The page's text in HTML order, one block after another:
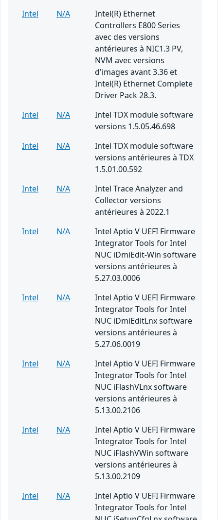
Intel
N/A
Intel(R) Ethernet
Controllers E800 Series
avec des versions
antérieures à NIC1.3 PV,
NVM avec versions
d'images avant 3.36 et
Intel(R) Ethernet Complete
Driver Pack 28.3.
Intel
N/A
Intel TDX module software
versions 1.5.05.46.698
Intel
N/A
Intel TDX module software
versions antérieures à TDX
1.5.01.00.592
Intel
N/A
Intel Trace Analyzer and
Collector versions
antérieures à 2022.1
Intel
N/A
Intel Aptio V UEFI Firmware
Integrator Tools for Intel
NUC iDmiEdit-Win software
versions antérieures à
5.27.03.0006
Intel
N/A
Intel Aptio V UEFI Firmware
Integrator Tools for Intel
NUC iDmiEditLnx software
versions antérieures à
5.27.06.0019
Intel
N/A
Intel Aptio V UEFI Firmware
Integrator Tools for Intel
NUC iFlashVLnx software
versions antérieures à
5.13.00.2106
Intel
N/A
Intel Aptio V UEFI Firmware
Integrator Tools for Intel
NUC iFlashVWin software
versions antérieures à
5.13.00.2109
Intel
N/A
Intel Aptio V UEFI Firmware
Integrator Tools for Intel